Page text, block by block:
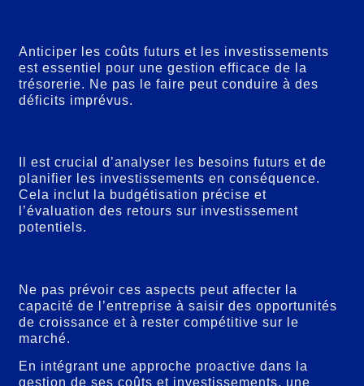
Anticiper les coûts futurs et les investissements
est essentiel pour une gestion efficace de la
trésorerie. Ne pas le faire peut conduire à des
déficits imprévus.
Il est crucial d’analyser les besoins futurs et de
planifier les investissements en conséquence.
Cela inclut la budgétisation précise et
l’évaluation des retours sur investissement
potentiels.
Ne pas prévoir ces aspects peut affecter la
capacité de l’entreprise à saisir des opportunités
de croissance et à rester compétitive sur le
marché.
En intégrant une approche proactive dans la
gestion de ses coûts et investissements, une